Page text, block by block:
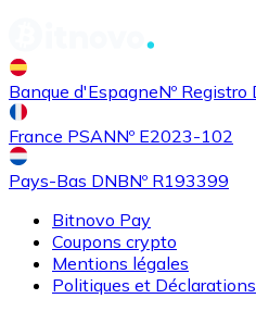
Banque d'EspagneNº Registro
France PSANNº E2023-102
Pays-Bas DNBNº R193399
Bitnovo Pay
Coupons crypto
Mentions légales
Politiques et Déclarations